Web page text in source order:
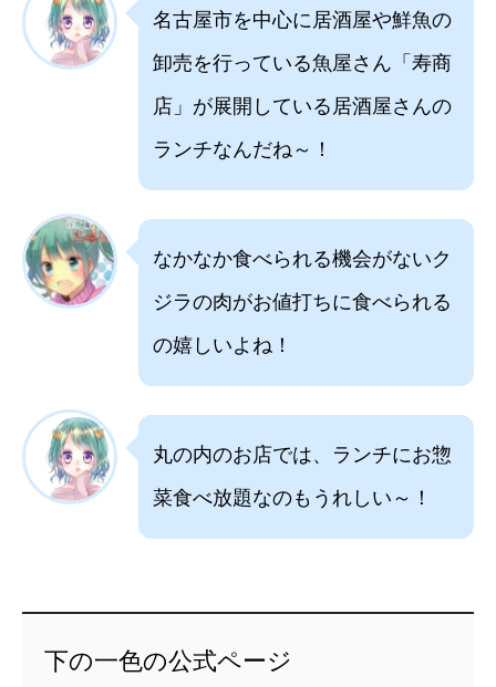
名古屋市を中心に居酒屋や鮮魚の
卸売を行っている魚屋さん「寿商
店」が展開している居酒屋さんの
ランチなんだね～！
なかなか食べられる機会がないク
ジラの肉がお値打ちに食べられる
の嬉しいよね！
丸の内のお店では、ランチにお惣
菜食べ放題なのもうれしい～！
下の一色の公式ページ